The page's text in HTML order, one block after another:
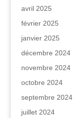
avril 2025
février 2025
janvier 2025
décembre 2024
novembre 2024
octobre 2024
septembre 2024
juillet 2024